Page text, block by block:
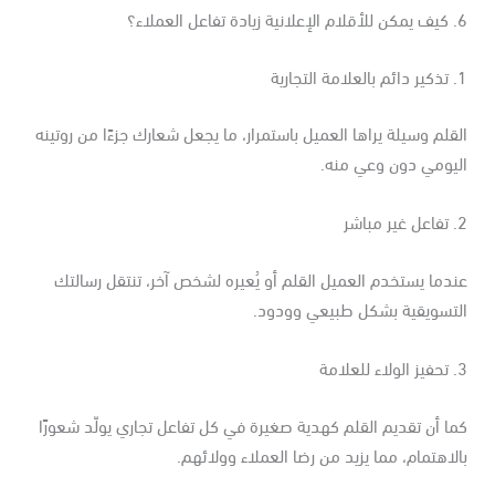
وسيلة يراها العميل باستمرار، ما يجعل شعارك جزءًا من روتينه
دون وعي منه.
يستخدم العميل القلم أو يُعيره لشخص آخر، تنتقل رسالتك
بشكل طبيعي وودود.
أن تقديم القلم كهدية صغيرة في كل تفاعل تجاري يولّد شعورًا
مما يزيد من رضا العملاء وولائهم.